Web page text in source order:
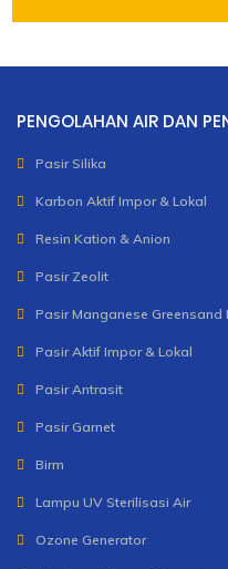
PENGOLAHAN AIR DAN
Pasir Silika
Karbon Aktif Impor & Lokal
Resin Kation & Anion
Pasir Zeolit
Pasir Manganese Greensand
Pasir Aktif Impor & Lokal
Pasir Antrasit
Pasir Garnet
Birm
Lampu UV Sterilisasi Air
Ozone Generator